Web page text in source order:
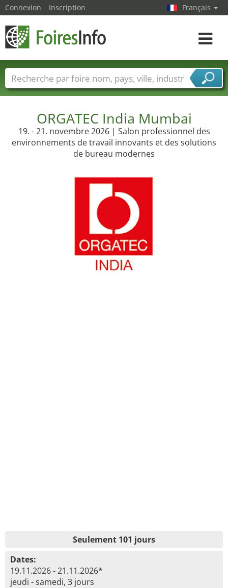
ORGATEC India Mumbai
19. - 21. novembre 2026 | Salon professionnel des
environnements de travail innovants et des solutions
de bureau modernes
Seulement 101 jours
Dates:
19.11.2026 - 21.11.2026*
jeudi - samedi, 3 jours
Connexion Inscription Français
Toggle
Foire noms Pays Villes
Secteurs de foire